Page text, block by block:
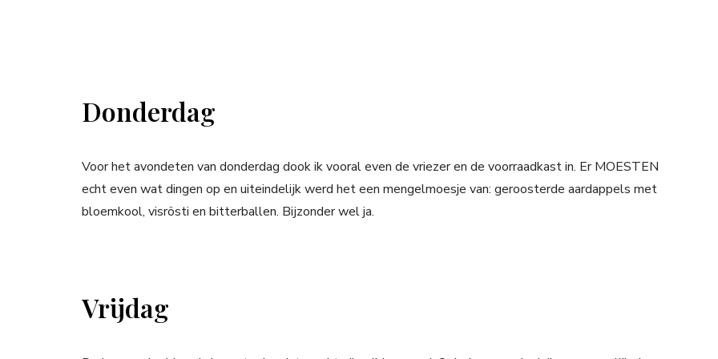
Donderdag
Voor het avondeten van donderdag dook ik vooral even de vriezer en de voorraadkast in. Er MOESTEN
echt even wat dingen op en uiteindelijk werd het een mengelmoesje van: geroosterde aardappels met
bloemkool, visrösti en bitterballen. Bijzonder wel ja.
Vrijdag